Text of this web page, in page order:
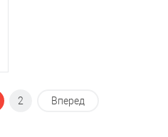
2 Вперед